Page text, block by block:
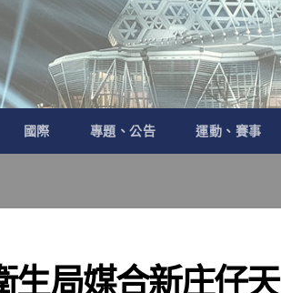
國際 專題、公告 運動、賽事
生局媒合新庄仔天